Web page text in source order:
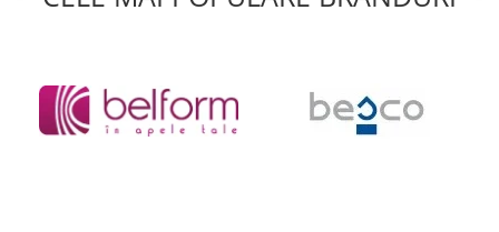
Fotografia are un caracter informativ și poate conține accesorii